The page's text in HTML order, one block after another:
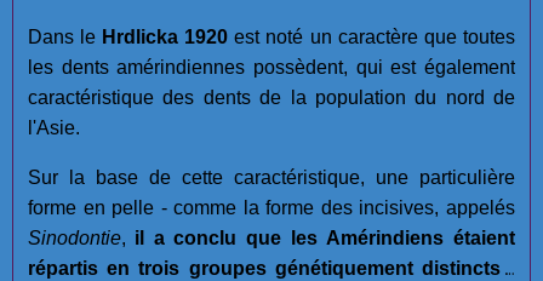
Dans le Hrdlicka 1920 est noté un caractère que toutes
les dents amérindiennes possèdent, qui est également
caractéristique des dents de la population du nord de
l'Asie.
Sur la base de cette caractéristique, une particulière
forme en pelle - comme la forme des incisives, appelés
Sinodontie, il a conclu que les Amérindiens étaient
répartis en trois groupes génétiquement distincts :